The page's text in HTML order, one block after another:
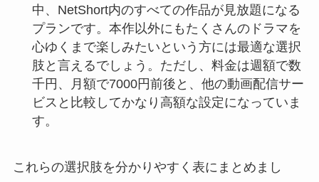
中、NetShort内のすべての作品が見放題になる
プランです。本作以外にもたくさんのドラマを
心ゆくまで楽しみたいという方には最適な選択
肢と言えるでしょう。ただし、料金は週額で数
千円、月額で7000円前後と、他の動画配信サー
ビスと比較してかなり高額な設定になっていま
す。
これらの選択肢を分かりやすく表にまとめまし